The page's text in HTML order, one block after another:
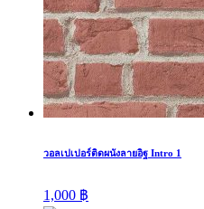
วอลเปเปอร์ติดผนังลายอิฐ Intro 1
1,000 ฿